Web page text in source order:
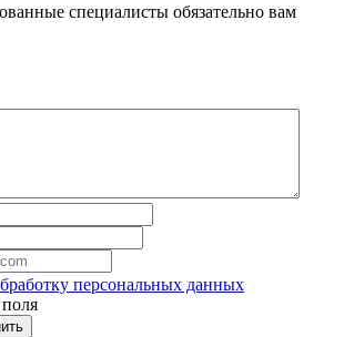
специалисты обязательно вам
персональных данных